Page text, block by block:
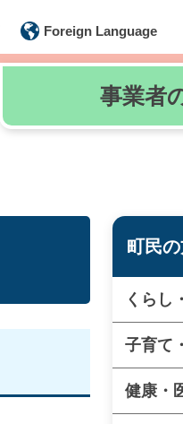
Foreign Language
事業者
町民の
くらし
子育て
健康・